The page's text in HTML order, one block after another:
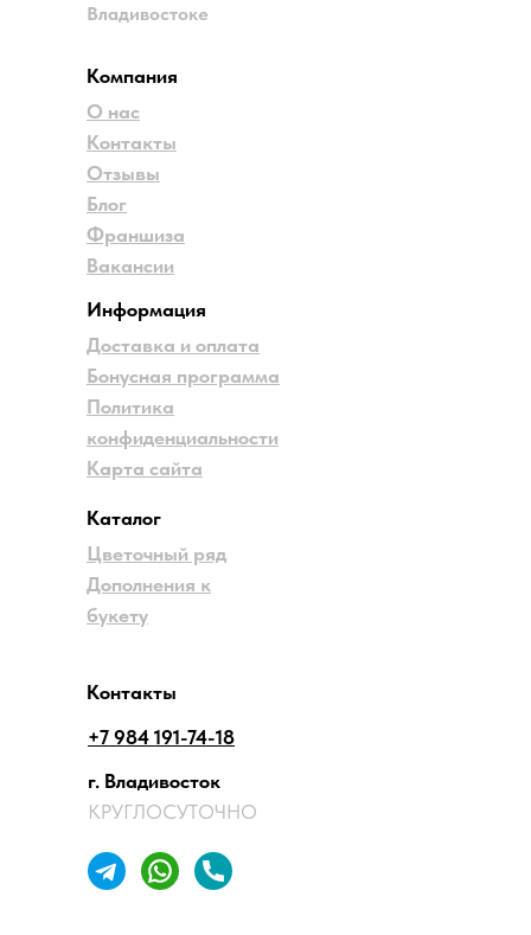
Владивостоке
Компания
О нас
Контакты
Отзывы
Блог
Франшиза
Вакансии
Информация
Доставка и оплата
Бонусная программа
Политика
конфиденциальности
Карта сайта
Контакты
г. Владивосток
КРУГЛОСУТОЧНО
+7 984 191-74-18
Каталог
Цветочный ряд
Дополнения к
букету